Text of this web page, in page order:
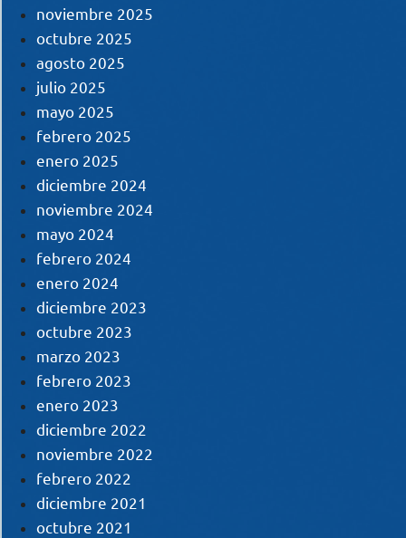
noviembre 2025
octubre 2025
agosto 2025
julio 2025
mayo 2025
febrero 2025
enero 2025
diciembre 2024
noviembre 2024
mayo 2024
febrero 2024
enero 2024
diciembre 2023
octubre 2023
marzo 2023
febrero 2023
enero 2023
diciembre 2022
noviembre 2022
febrero 2022
diciembre 2021
octubre 2021